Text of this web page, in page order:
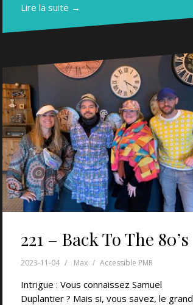
Lire la suite →
221 – Back To The 80’s
2023-11-04 Max Accessible PMR
Intrigue : Vous connaissez Samuel
Duplantier ? Mais si, vous savez, le grand